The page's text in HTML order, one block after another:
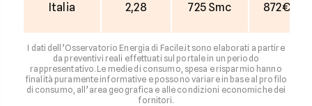
Italia 2,28 725 Smc 872€
I dati dell’Osservatorio Energia di Facile.it sono elaborati a partire
da preventivi reali effettuati sul portale in un periodo
rappresentativo. Le medie di consumo, spesa e risparmio hanno
finalità puramente informative e possono variare in base al profilo
di consumo, all’area geografica e alle condizioni economiche dei
fornitori.